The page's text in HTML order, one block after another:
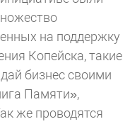
на поддержку
Копейска, такие
бизнес своими
Памяти»,
же проводятся